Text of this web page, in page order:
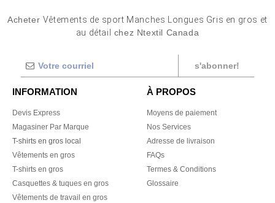
Acheter Vêtements de sport Manches Longues Gris en gros et
au détail
chez Ntextil Canada
s'abonner!
INFORMATION
Devis Express
Magasiner Par Marque
T-shirts en gros local
Vêtements en gros
T-shirts en gros
Casquettes & tuques en gros
Vêtements de travail en gros
À PROPOS
Moyens de paiement
Nos Services
Adresse de livraison
FAQs
Termes & Conditions
Glossaire